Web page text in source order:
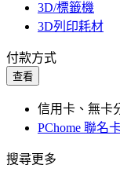
3D/標籤機
3D列印耗材
付款方式
查看
信用卡、無卡
PChome 聯名
搜尋更多